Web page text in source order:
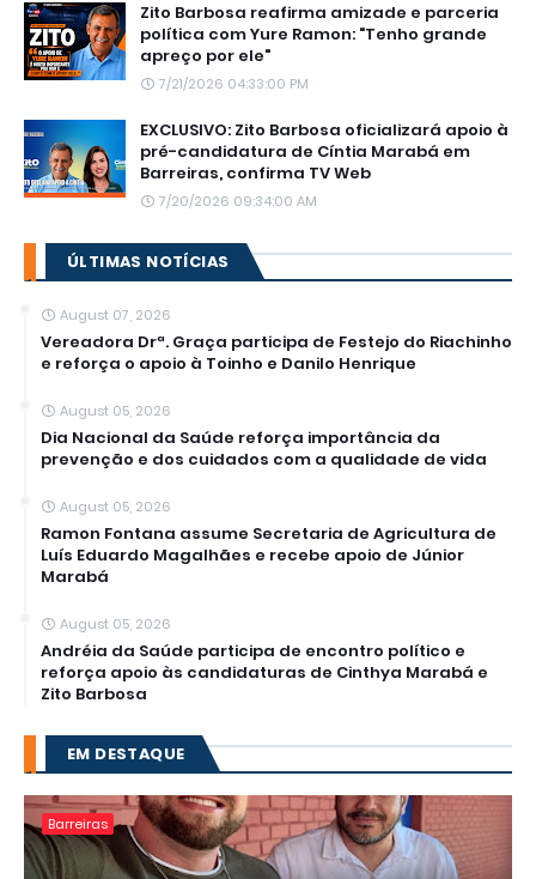
Zito Barbosa reafirma amizade e parceria
política com Yure Ramon: "Tenho grande
apreço por ele"
7/21/2026 04:33:00 PM
EXCLUSIVO: Zito Barbosa oficializará apoio à
pré-candidatura de Cíntia Marabá em
Barreiras, confirma TV Web
7/20/2026 09:34:00 AM
ÚLTIMAS NOTÍCIAS
August 07, 2026
Vereadora Drª. Graça participa de Festejo do Riachinho
e reforça o apoio à Toinho e Danilo Henrique
August 05, 2026
Dia Nacional da Saúde reforça importância da
prevenção e dos cuidados com a qualidade de vida
August 05, 2026
Ramon Fontana assume Secretaria de Agricultura de
Luís Eduardo Magalhães e recebe apoio de Júnior
Marabá
August 05, 2026
Andréia da Saúde participa de encontro político e
reforça apoio às candidaturas de Cinthya Marabá e
Zito Barbosa
EM DESTAQUE
Barreiras